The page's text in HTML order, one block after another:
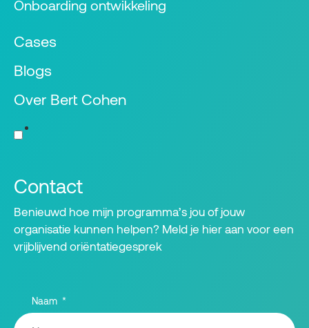
Onboarding ontwikkeling
Cases
Blogs
Over Bert Cohen
Contact
Benieuwd hoe mijn programma’s jou of jouw
organisatie kunnen helpen? Meld je hier aan voor een
vrijblijvend oriëntatiegesprek
Naam